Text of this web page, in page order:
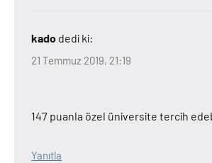
kado dedi ki:
21 Temmuz 2019, 21:19
147 puanla özel üniversite tercih
Yanıtla